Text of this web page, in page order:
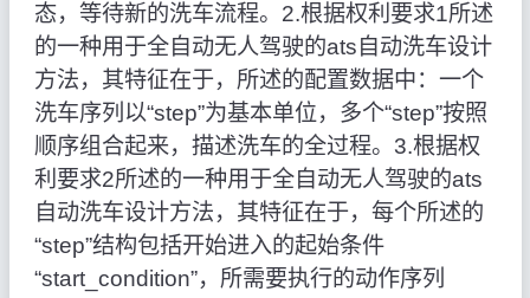
态，等待新的洗车流程。2.根据权利要求1所述
的一种用于全自动无人驾驶的ats自动洗车设计
方法，其特征在于，所述的配置数据中：一个
洗车序列以“step”为基本单位，多个“step”按照
顺序组合起来，描述洗车的全过程。3.根据权
利要求2所述的一种用于全自动无人驾驶的ats
自动洗车设计方法，其特征在于，每个所述的
“step”结构包括开始进入的起始条件
“start_condition”，所需要执行的动作序列